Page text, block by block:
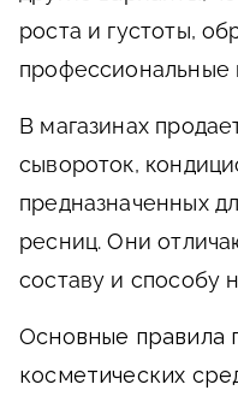
роста и густоты,
профессиональные
В магазинах
сывороток,
предназначенных
ресниц. Они
составу и способу
Основные правила
косметических